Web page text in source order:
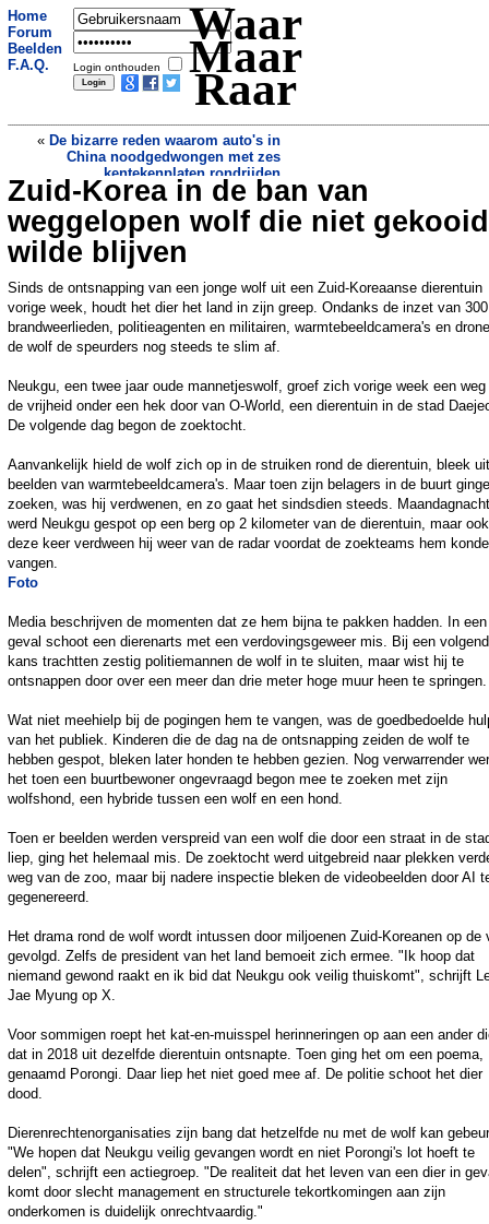
Home
Forum
Beelden
F.A.Q.
Login onthouden
Waar
Maar
Raar
« De bizarre reden waarom auto's in
China noodgedwongen met zes
kentekenplaten rondrijden
Grote doofpot bij Belastingdienst: 64
miljoen bestanden duiken plots op
Zuid-Korea in de ban van
weggelopen wolf die niet gekooid
wilde blijven
Sinds de ontsnapping van een jonge wolf uit een Zuid-Koreaanse dierentuin
vorige week, houdt het dier het land in zijn greep. Ondanks de inzet van 300
brandweerlieden, politieagenten en militairen, warmtebeeldcamera's en
de wolf de speurders nog steeds te slim af.
Neukgu, een twee jaar oude mannetjeswolf, groef zich vorige week een weg
de vrijheid onder een hek door van O-World, een dierentuin in de stad
De volgende dag begon de zoektocht.
Aanvankelijk hield de wolf zich op in de struiken rond de dierentuin, bleek uit
beelden van warmtebeeldcamera's. Maar toen zijn belagers in de buurt
zoeken, was hij verdwenen, en zo gaat het sindsdien steeds. Maandagnacht
werd Neukgu gespot op een berg op 2 kilometer van de dierentuin, maar ook
deze keer verdween hij weer van de radar voordat de zoekteams hem
vangen.
Foto
Media beschrijven de momenten dat ze hem bijna te pakken hadden. In een
geval schoot een dierenarts met een verdovingsgeweer mis. Bij een
kans trachtten zestig politiemannen de wolf in te sluiten, maar wist hij te
ontsnappen door over een meer dan drie meter hoge muur heen te springen.
Wat niet meehielp bij de pogingen hem te vangen, was de goedbedoelde
van het publiek. Kinderen die de dag na de ontsnapping zeiden de wolf te
hebben gespot, bleken later honden te hebben gezien. Nog verwarrender
het toen een buurtbewoner ongevraagd begon mee te zoeken met zijn
wolfshond, een hybride tussen een wolf en een hond.
Toen er beelden werden verspreid van een wolf die door een straat in de
liep, ging het helemaal mis. De zoektocht werd uitgebreid naar plekken
weg van de zoo, maar bij nadere inspectie bleken de videobeelden door AI
gegenereerd.
Het drama rond de wolf wordt intussen door miljoenen Zuid-Koreanen op de
gevolgd. Zelfs de president van het land bemoeit zich ermee. "Ik hoop dat
niemand gewond raakt en ik bid dat Neukgu ook veilig thuiskomt", schrijft
Jae Myung op X.
Voor sommigen roept het kat-en-muisspel herinneringen op aan een ander
dat in 2018 uit dezelfde dierentuin ontsnapte. Toen ging het om een poema,
genaamd Porongi. Daar liep het niet goed mee af. De politie schoot het dier
dood.
Dierenrechtenorganisaties zijn bang dat hetzelfde nu met de wolf kan
"We hopen dat Neukgu veilig gevangen wordt en niet Porongi's lot hoeft te
delen", schrijft een actiegroep. "De realiteit dat het leven van een dier in
komt door slecht management en structurele tekortkomingen aan zijn
onderkomen is duidelijk onrechtvaardig."